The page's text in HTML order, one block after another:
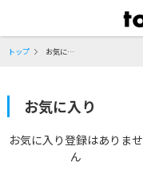
トップ お気に入り
お気に入り
お気に入り登録はありませ
ん